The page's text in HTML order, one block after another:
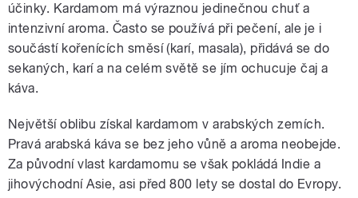
účinky. Kardamom má výraznou jedinečnou chuť a
intenzivní aroma. Často se používá při pečení, ale je i
součástí kořenících směsí (karí, masala), přidává se do
sekaných, karí a na celém světě se jím ochucuje čaj a
káva.
Největší oblibu získal kardamom v arabských zemích.
Pravá arabská káva se bez jeho vůně a aroma neobejde.
Za původní vlast kardamomu se však pokládá Indie a
jihovýchodní Asie, asi před 800 lety se dostal do Evropy.